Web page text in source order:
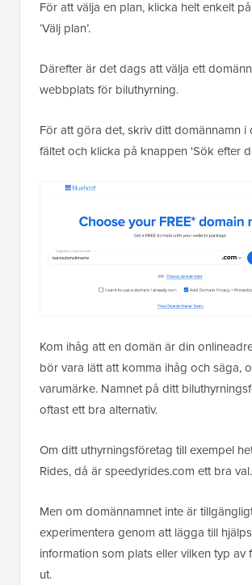
För att välja en plan, klicka helt enkelt
‘Välj plan’.
Därefter är det dags att välja ett
webbplats för biluthyrning.
För att göra det, skriv ditt domännamn i
fältet och klicka på knappen 'Sök efter
Kom ihåg att en domän är din
bör vara lätt att komma ihåg och säga,
varumärke. Namnet på ditt
oftast ett bra alternativ.
Om ditt uthyrningsföretag till exempel
Rides, då är speedyrides.com ett bra val.
Men om domännamnet inte är
experimentera genom att lägga till
information som plats eller vilken typ
ut.